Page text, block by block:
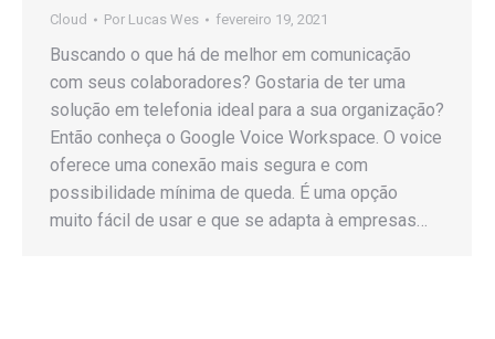
Cloud Por Lucas Wes fevereiro 19, 2021
Buscando o que há de melhor em comunicação
com seus colaboradores? Gostaria de ter uma
solução em telefonia ideal para a sua organização?
Então conheça o Google Voice Workspace. O voice
oferece uma conexão mais segura e com
possibilidade mínima de queda. É uma opção
muito fácil de usar e que se adapta à empresas…